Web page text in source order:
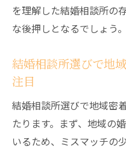
を理解した結婚相談所の
な後押しとなるでしょう。
結婚相談所選びで地
注目
結婚相談所選びで地域密
たります。まず、地域の
いるため、ミスマッチの